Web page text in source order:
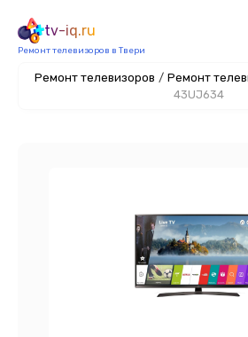
tv-iq.ru
Ремонт телевизоров в Твери
Ремонт телевизоров / Ремонт
43UJ634